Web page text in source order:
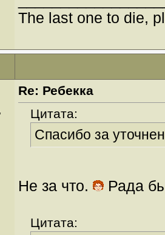
The last one to die,
Re: Ребекка
Цитата:
Спасибо за
Не за что. Рада
Цитата: